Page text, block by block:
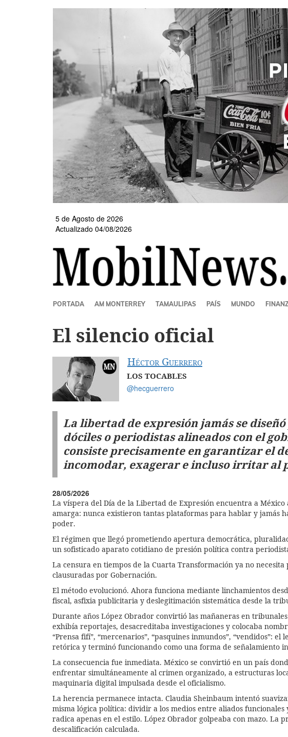
5 de Agosto de 2026
Actualizado 04/08/2026
SECCIONES
PORTADA AM MONTERREY TAMAULIPAS PAÍS MUNDO
El silencio oficial
Héctor Guerrero
LOS TOCABLES
@hecguerrero
La libertad de expresión jamás se
dóciles o periodistas alineados con el
consiste precisamente en garantizar el
incomodar, exagerar e incluso irritar al
28/05/2026
La víspera del Día de la Libertad de Expresión encuentra a
amarga: nunca existieron tantas plataformas para hablar y jamás
poder.
El régimen que llegó prometiendo apertura democrática,
un sofisticado aparato cotidiano de presión política contra
La censura en tiempos de la Cuarta Transformación ya no
clausuradas por Gobernación.
El método evolucionó. Ahora funciona mediante linchamientos
fiscal, asfixia publicitaria y deslegitimación sistemática desde la
Durante años López Obrador convirtió las mañaneras en
exhibía reportajes, desacreditaba investigaciones y colocaba
“Prensa fifí”, “mercenarios”, “pasquines inmundos”, “vendidos”:
retórica y terminó funcionando como una forma de señalamiento
La consecuencia fue inmediata. México se convirtió en un país
enfrentar simultáneamente al crimen organizado, a estructuras
maquinaria digital impulsada desde el oficialismo.
La herencia permanece intacta. Claudia Sheinbaum intentó
misma lógica política: dividir a los medios entre aliados funcionales
radica apenas en el estilo. López Obrador golpeaba con mazo. La
descalificación calculada.